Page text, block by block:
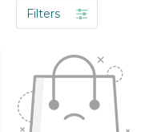
Filters